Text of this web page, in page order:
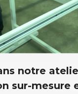
notre
sur-mesure